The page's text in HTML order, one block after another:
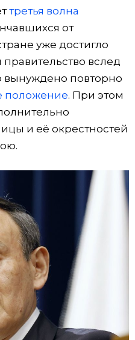
третья волна
от
уже достигло
вслед
повторно
положение. При этом
и её окрестностей